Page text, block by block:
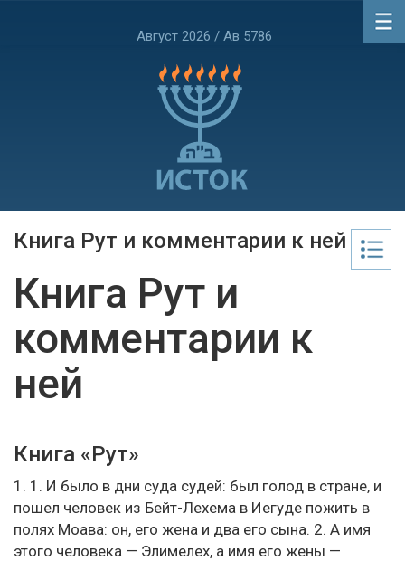
Август 2026 / Ав 5786
Книга Рут и комментарии к ней
Книга Рут и
комментарии к
ней
Книга «Рут»
1. 1. И было в дни суда судей: был голод в стране, и
пошел человек из Бейт-Лехема в Иегуде пожить в
полях Моава: он, его жена и два его сына. 2. А имя
этого человека — Элимелех, а имя его жены —